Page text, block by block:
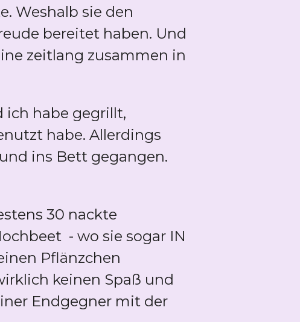
Weshalb sie den
bereitet haben. Und
zeitlang zusammen in
ich habe gegrillt,
habe. Allerdings
ins Bett gegangen.
30 nackte
- wo sie sogar IN
Pflänzchen
keinen Spaß und
Endgegner mit der